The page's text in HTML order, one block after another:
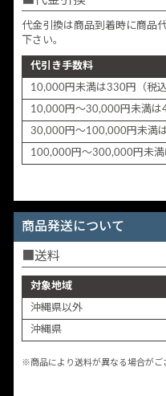
代金引換は商品到着時に商品
下さい。
代引き手数料
10,000円未満は330円（税込
10,000円～30,000円未満は
30,000円～100,000円未満
100,000円～300,000円未満
商品発送について
送料
対象地域
沖縄県以外
沖縄県
※商品により送料が異なる場合がご